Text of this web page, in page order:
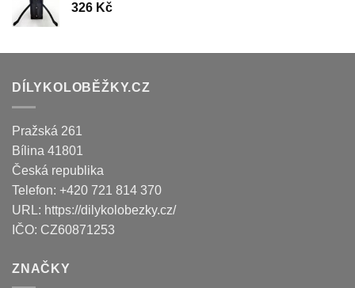
326 Kč
DÍLYKOLOBĚŽKY.CZ
Pražská 261
Bílina 41801
Česká republika
Telefon: +420 721 814 370
URL: https://dilykolobezky.cz/
IČO: CZ60871253
ZNAČKY